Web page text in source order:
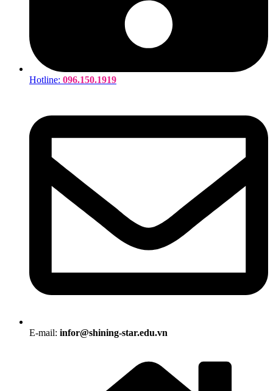
Hotline: 096.150.1919
E-mail: infor@shining-star.edu.vn